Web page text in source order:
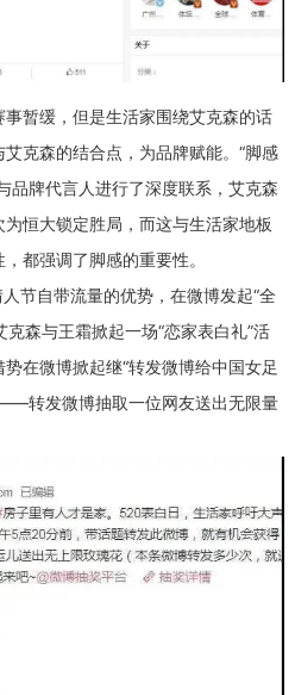
暂缓，但是生活家围绕艾克森的话
克森的结合点，为品牌赋能。“脚感
品牌代言人进行了深度联系，艾克森
恒大锁定胜局，而这与生活家地板
都强调了脚感的重要性。
节自带流量的优势，在微博发起“全
森与王霜掀起一场“恋家表白礼”活
在微博掀起继“转发微博给中国女足
转发微博抽取一位网友送出无限量